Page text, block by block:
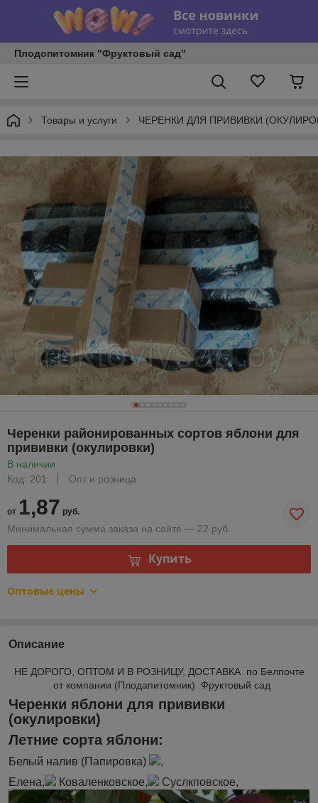
Плодопитомник "Фруктовый сад"
Товары и услуги ЧЕРЕНКИ ДЛЯ ПРИВИВКИ
Черенки районированных сортов яблони для
прививки (окулировки)
В наличии
Код: 201
Опт и розница
от 1,87 руб.
Минимальная сумма заказа на сайте — 22 руб.
Купить
Оптовые цены
Описание
НЕ ДОРОГО, ОПТОМ И В РОЗНИЦУ, ДОСТАВКА по Белпочте
от компании (Плодапитомник) Фруктовый сад
Черенки яблони для прививки
(окулировки)
Летние сорта яблони:
Белый налив (Папировка)
,
Елена,
Коваленковское, Суслкповское,